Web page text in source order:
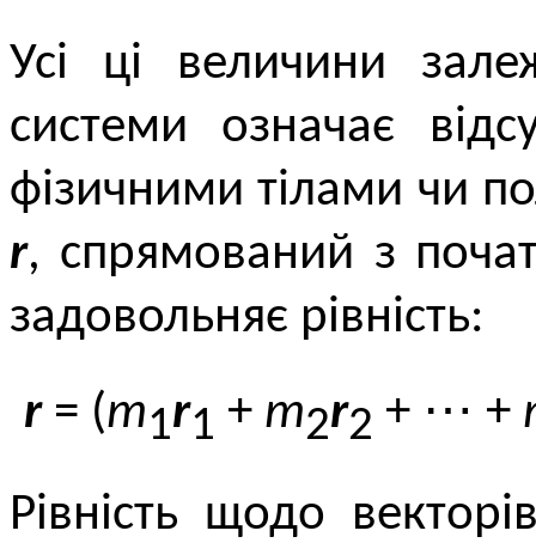
Усі ці величини
системи означає
фізичними тілами чи
r, спрямований з
задовольняє рівність:
r= (m1r1 + m2r2 + ⋯ +
Рівність щодо